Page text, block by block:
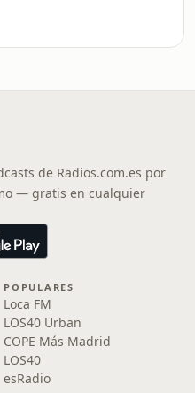
de Radios.com.es por
— gratis en cualquier
POPULARES
Loca FM
LOS40 Urban
COPE Más Madrid
LOS40
esRadio